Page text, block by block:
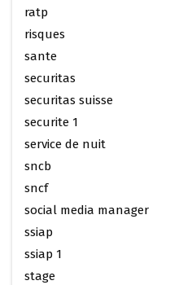
ratp
risques
sante
securitas
securitas suisse
securite 1
service de nuit
sncb
sncf
social media manager
ssiap
ssiap 1
stage